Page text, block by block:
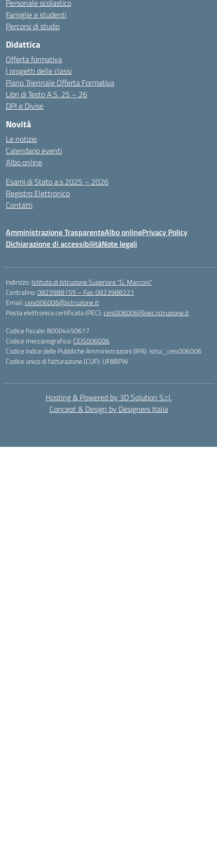
Personale scolastico
Famiglie e studenti
Percorsi di studio
Didattica
Offerta formativa
I progetti delle classi
Piano Triennale Offerta Formativa
Libri di Testo A.S. 25 – 26
DPI e Divise
Novità
Le notizie
Calendario eventi
Albo online
Esami di Stato a.s 2025 – 2026
Registro Elettronico
Contatti
Amministrazione TrasparenteAlbo onlinePrivacy Policy
Dichiarazione di accessibilitàNote legali
Indirizzo: Istituto di Istruzione Superiore "G. Marconi"
Centralino:0823988155 – Fax: 0823988221
Email:ceis006006@istruzione.it
Posta elettronica certificata (PEC):ceis006006@pec.istruzione.it
Codice fiscale: 80004450617
Codice meccanografico: CEIS006006
Codice Indice delle Pubbliche Amministrazioni (IPA): istsc_ceis006006
Codice unico di fatturazione (CUF): UF8BPW
Hosting & Powered by 3D Solution S.r.l.
Concept & Design by Designers Italia